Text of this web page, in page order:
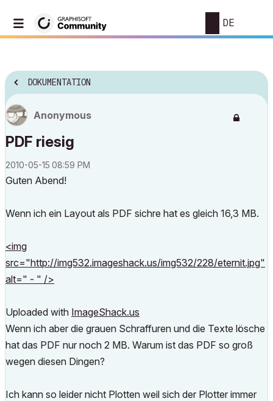
DE
DOKUMENTATION
Anonymous
PDF riesig
‎2010-05-15 08:59 PM
Guten Abend!
Wenn ich ein Layout als PDF sichre hat es gleich 16,3 MB.
<img
src="http://img532.imageshack.us/img532/228/eternit.jpg"
alt=" - " />
Uploaded with ImageShack.us
Wenn ich aber die grauen Schraffuren und die Texte lösche
hat das PDF nur noch 2 MB. Warum ist das PDF so groß
wegen diesen Dingen?
Ich kann so leider nicht Plotten weil sich der Plotter immer